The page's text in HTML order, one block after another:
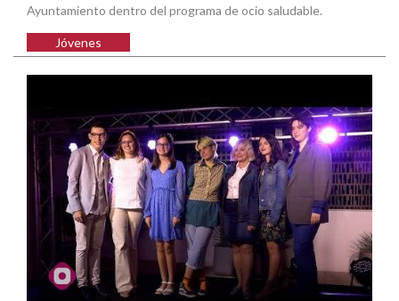
Ayuntamiento dentro del programa de ocio saludable.
Jóvenes